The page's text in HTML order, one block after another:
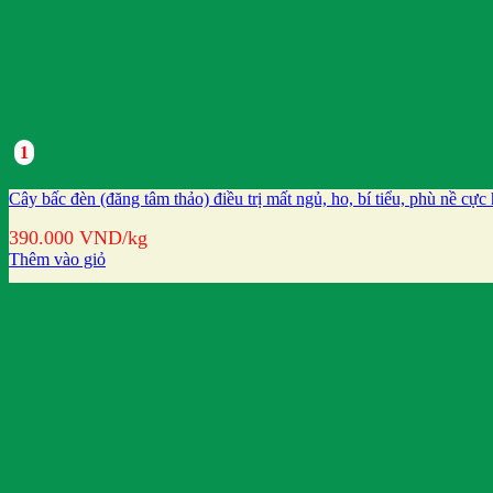
1
Cây bấc đèn (đăng tâm thảo) điều trị mất ngủ, ho, bí tiểu, phù nề cực
390.000 VND/kg
Thêm vào giỏ